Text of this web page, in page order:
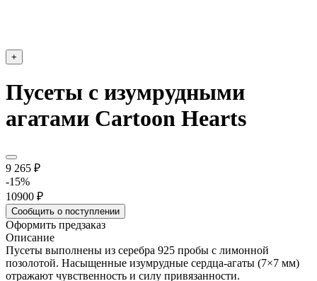
+
Пусеты c изумрудными
агатами Cartoon Hearts
9 265 ₽
-15%
10900 ₽
Сообщить о поступлении
Оформить предзаказ
Описание
Пусеты выполнены из серебра 925 пробы с лимонной
позолотой. Насыщенные изумрудные сердца-агаты (7×7 мм)
отражают чувственность и силу привязанности.